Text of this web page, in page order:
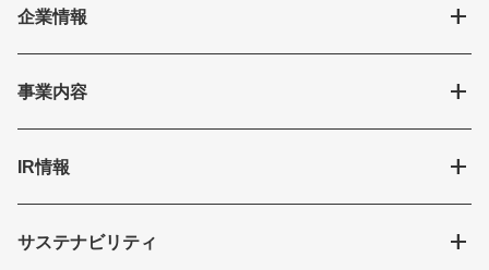
企業情報 add
事業内容 add
IR情報 add
サステナビリティ add